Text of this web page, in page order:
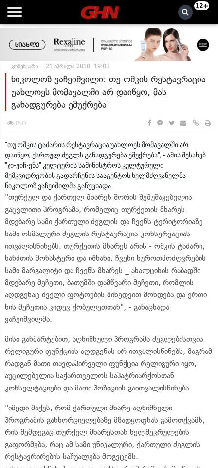
12+
კომენტარი 21 აპრილი 2010, 19:03
ნიკოლოზ ვაჩეიშვილი: თუ ოშკის რესტავრაცია
უახლოეს მომავალში არ დაიწყო, მას
განადგურება ემუქრება
1547
"თუ ოშკის ტაძარის რესტავრაცია უახლოეს მომავალში არ
დაიწყო, ქართულ ძეგლს განადგურება ემუქრება", - ამის შესახებ
"ჯი-ეიჩ-ენს" კულტურის სამინისტროს კულტურული
მემკვიდრეობის გადარჩენის სააგენტოს ხელმძღვანელმა
ნიკოლოზ ვაჩეიშილმა განუცხადა.
"თურქულ და ქართულ მხარეს შორის შემუშავებულია
გაცვლითი პროგრამა, რომელიც თურქეთის მხარეს
მდებარე სამი ქართული ძეგლის და ჩვენს ტერიტორიაზე
სამი ოსმალური ძეგლის რესტავრაცია-კონსერვაციას
ითვალისწინებს. თურქეთის მხარეს არის - ოშკის ტაძარი,
ხანძთის მონასტერი და იშხანი. ჩვენი ხუროთმოძღვრების
სამი მარგალიტი და ჩვენს მხარეს _ ახალციხის რაბადში
მდებარე მეჩეთი, ბათუმში დამწვარი მეჩეთი, რომლის
აღდგენაც ძველი ფოტოების მიხედვით მოხდება და ერთი
ხის მეჩეთია კიდევ ქობულეთთან", - განაცხადა
ვაჩეიშვილმა.
მისი განმარტებით, აღნიშნული პროგრამა ძეგლებისთვის
რელიგური ფუნქციის აღდგენას არ ითვალისწინებს, მაგრამ
რადგან მათი თავდაპირველი ფუნქცია რელიგური იყო,
აუცილებელია საქართველოს საპატრიარქოსთან
კონსულტაციები და მათი პოზიციის გაითვალისწინება.
"იმედი მაქვს, რომ ქართული მხარე აღნიშნული
პროგრამის განხორციელებაზე მზადყოფნას გამოთქვამს,
რის შემდეგაც თურქულ მხარესთან ხელშეკრულების
გაფორმება, რაც ამ სამი უნიკალური, ქართული ძეგლის
რესტავრირების საშუალება მოგვცემს.